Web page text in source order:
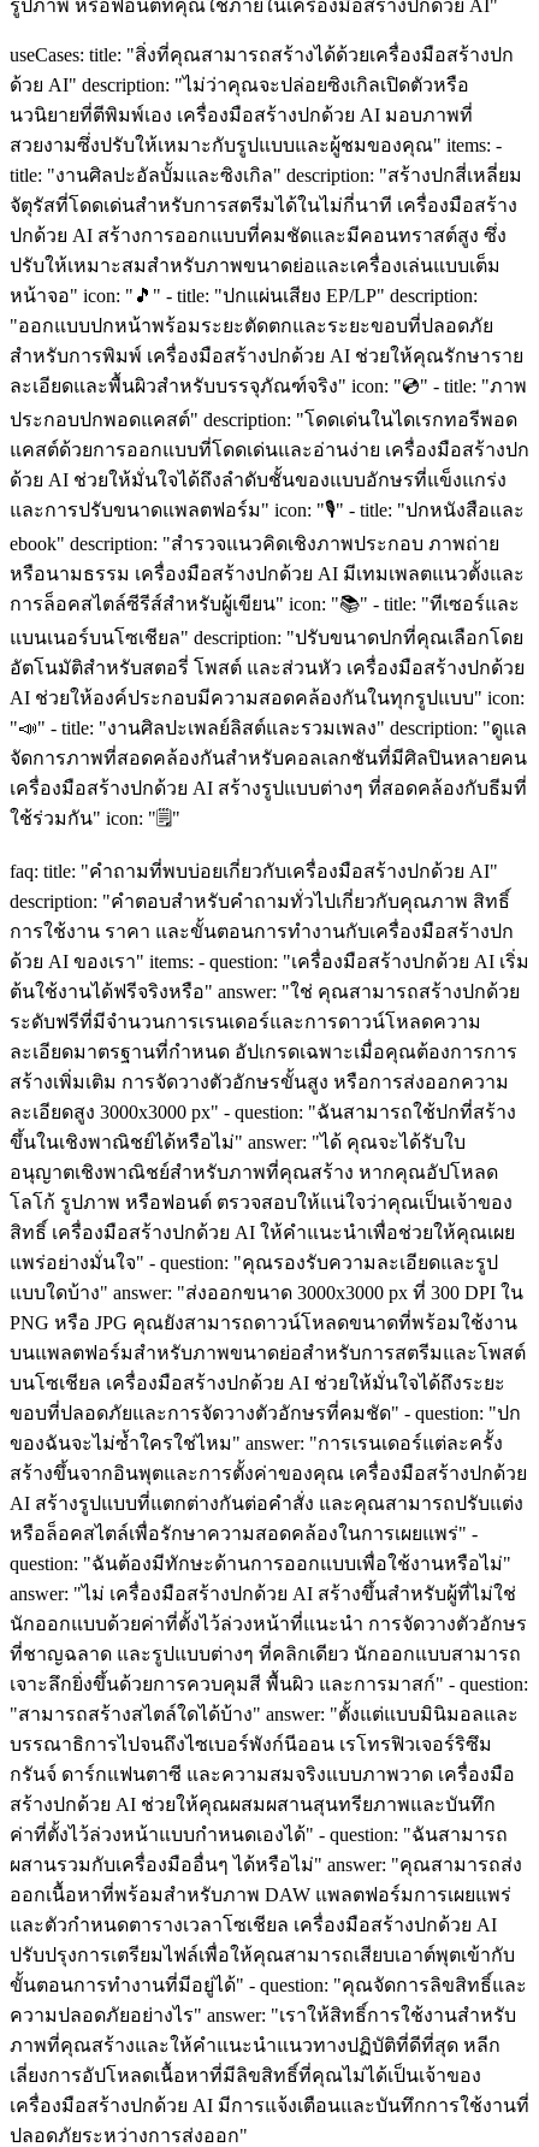
รูปภาพ หรือฟอนต์ที่คุณใช้ภายในเครื่องมือสร้างปกด้วย AI"
useCases: title: "สิ่งที่คุณสามารถสร้างได้ด้วยเครื่องมือสร้างปก
ด้วย AI" description: "ไม่ว่าคุณจะปล่อยซิงเกิลเปิดตัวหรือ
นวนิยายที่ตีพิมพ์เอง เครื่องมือสร้างปกด้วย AI มอบภาพที่
สวยงามซึ่งปรับให้เหมาะกับรูปแบบและผู้ชมของคุณ" items: -
title: "งานศิลปะอัลบั้มและซิงเกิล" description: "สร้างปกสี่เหลี่ยม
จัตุรัสที่โดดเด่นสำหรับการสตรีมได้ในไม่กี่นาที เครื่องมือสร้าง
ปกด้วย AI สร้างการออกแบบที่คมชัดและมีคอนทราสต์สูง ซึ่ง
ปรับให้เหมาะสมสำหรับภาพขนาดย่อและเครื่องเล่นแบบเต็ม
หน้าจอ" icon: "🎵" - title: "ปกแผ่นเสียง EP/LP" description:
"ออกแบบปกหน้าพร้อมระยะตัดตกและระยะขอบที่ปลอดภัย
สำหรับการพิมพ์ เครื่องมือสร้างปกด้วย AI ช่วยให้คุณรักษาราย
ละเอียดและพื้นผิวสำหรับบรรจุภัณฑ์จริง" icon: "💿" - title: "ภาพ
ประกอบปกพอดแคสต์" description: "โดดเด่นในไดเรกทอรีพอด
แคสต์ด้วยการออกแบบที่โดดเด่นและอ่านง่าย เครื่องมือสร้างปก
ด้วย AI ช่วยให้มั่นใจได้ถึงลำดับชั้นของแบบอักษรที่แข็งแกร่ง
และการปรับขนาดแพลตฟอร์ม" icon: "🎙️" - title: "ปกหนังสือและ
ebook" description: "สำรวจแนวคิดเชิงภาพประกอบ ภาพถ่าย
หรือนามธรรม เครื่องมือสร้างปกด้วย AI มีเทมเพลตแนวตั้งและ
การล็อคสไตล์ซีรีส์สำหรับผู้เขียน" icon: "📚" - title: "ทีเซอร์และ
แบนเนอร์บนโซเชียล" description: "ปรับขนาดปกที่คุณเลือกโดย
อัตโนมัติสำหรับสตอรี่ โพสต์ และส่วนหัว เครื่องมือสร้างปกด้วย
AI ช่วยให้องค์ประกอบมีความสอดคล้องกันในทุกรูปแบบ" icon:
"📣" - title: "งานศิลปะเพลย์ลิสต์และรวมเพลง" description: "ดูแล
จัดการภาพที่สอดคล้องกันสำหรับคอลเลกชันที่มีศิลปินหลายคน
เครื่องมือสร้างปกด้วย AI สร้างรูปแบบต่างๆ ที่สอดคล้องกับธีมที่
ใช้ร่วมกัน" icon: "🗒️"
faq: title: "คำถามที่พบบ่อยเกี่ยวกับเครื่องมือสร้างปกด้วย AI"
description: "คำตอบสำหรับคำถามทั่วไปเกี่ยวกับคุณภาพ สิทธิ์
การใช้งาน ราคา และขั้นตอนการทำงานกับเครื่องมือสร้างปก
ด้วย AI ของเรา" items: - question: "เครื่องมือสร้างปกด้วย AI เริ่ม
ต้นใช้งานได้ฟรีจริงหรือ" answer: "ใช่ คุณสามารถสร้างปกด้วย
ระดับฟรีที่มีจำนวนการเรนเดอร์และการดาวน์โหลดความ
ละเอียดมาตรฐานที่กำหนด อัปเกรดเฉพาะเมื่อคุณต้องการการ
สร้างเพิ่มเติม การจัดวางตัวอักษรขั้นสูง หรือการส่งออกความ
ละเอียดสูง 3000x3000 px" - question: "ฉันสามารถใช้ปกที่สร้าง
ขึ้นในเชิงพาณิชย์ได้หรือไม่" answer: "ได้ คุณจะได้รับใบ
อนุญาตเชิงพาณิชย์สำหรับภาพที่คุณสร้าง หากคุณอัปโหลด
โลโก้ รูปภาพ หรือฟอนต์ ตรวจสอบให้แน่ใจว่าคุณเป็นเจ้าของ
สิทธิ์ เครื่องมือสร้างปกด้วย AI ให้คำแนะนำเพื่อช่วยให้คุณเผย
แพร่อย่างมั่นใจ" - question: "คุณรองรับความละเอียดและรูป
แบบใดบ้าง" answer: "ส่งออกขนาด 3000x3000 px ที่ 300 DPI ใน
PNG หรือ JPG คุณยังสามารถดาวน์โหลดขนาดที่พร้อมใช้งาน
บนแพลตฟอร์มสำหรับภาพขนาดย่อสำหรับการสตรีมและโพสต์
บนโซเชียล เครื่องมือสร้างปกด้วย AI ช่วยให้มั่นใจได้ถึงระยะ
ขอบที่ปลอดภัยและการจัดวางตัวอักษรที่คมชัด" - question: "ปก
ของฉันจะไม่ซ้ำใครใช่ไหม" answer: "การเรนเดอร์แต่ละครั้ง
สร้างขึ้นจากอินพุตและการตั้งค่าของคุณ เครื่องมือสร้างปกด้วย
AI สร้างรูปแบบที่แตกต่างกันต่อคำสั่ง และคุณสามารถปรับแต่ง
หรือล็อคสไตล์เพื่อรักษาความสอดคล้องในการเผยแพร่" -
question: "ฉันต้องมีทักษะด้านการออกแบบเพื่อใช้งานหรือไม่"
answer: "ไม่ เครื่องมือสร้างปกด้วย AI สร้างขึ้นสำหรับผู้ที่ไม่ใช่
นักออกแบบด้วยค่าที่ตั้งไว้ล่วงหน้าที่แนะนำ การจัดวางตัวอักษร
ที่ชาญฉลาด และรูปแบบต่างๆ ที่คลิกเดียว นักออกแบบสามารถ
เจาะลึกยิ่งขึ้นด้วยการควบคุมสี พื้นผิว และการมาสก์" - question:
"สามารถสร้างสไตล์ใดได้บ้าง" answer: "ตั้งแต่แบบมินิมอลและ
บรรณาธิการไปจนถึงไซเบอร์พังก์นีออน เรโทรฟิวเจอร์ริซึม
กรันจ์ ดาร์กแฟนตาซี และความสมจริงแบบภาพวาด เครื่องมือ
สร้างปกด้วย AI ช่วยให้คุณผสมผสานสุนทรียภาพและบันทึก
ค่าที่ตั้งไว้ล่วงหน้าแบบกำหนดเองได้" - question: "ฉันสามารถ
ผสานรวมกับเครื่องมืออื่นๆ ได้หรือไม่" answer: "คุณสามารถส่ง
ออกเนื้อหาที่พร้อมสำหรับภาพ DAW แพลตฟอร์มการเผยแพร่
และตัวกำหนดตารางเวลาโซเชียล เครื่องมือสร้างปกด้วย AI
ปรับปรุงการเตรียมไฟล์เพื่อให้คุณสามารถเสียบเอาต์พุตเข้ากับ
ขั้นตอนการทำงานที่มีอยู่ได้" - question: "คุณจัดการลิขสิทธิ์และ
ความปลอดภัยอย่างไร" answer: "เราให้สิทธิ์การใช้งานสำหรับ
ภาพที่คุณสร้างและให้คำแนะนำแนวทางปฏิบัติที่ดีที่สุด หลีก
เลี่ยงการอัปโหลดเนื้อหาที่มีลิขสิทธิ์ที่คุณไม่ได้เป็นเจ้าของ
เครื่องมือสร้างปกด้วย AI มีการแจ้งเตือนและบันทึกการใช้งานที่
ปลอดภัยระหว่างการส่งออก"